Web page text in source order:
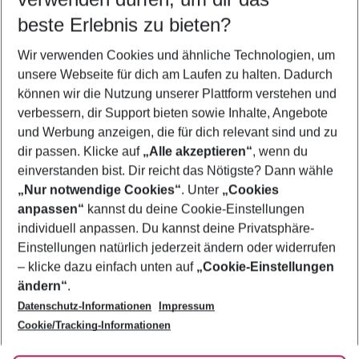
5-8 Nächte
2 Erwachsene Keine Kinder
Mehr Filter anzeigen
Footer
Footer navigation
Über uns
AGB
Bestpreisgarantie
Cookie-Einstellungen ändern
Cookie-Richtlinie
Agenturbetreuung
Barrierefreies Reisen
Folge uns
beste Erlebnis zu bieten?
Wir verwenden Cookies und ähnliche Technologien, um
unsere Webseite für dich am Laufen zu halten. Dadurch
können wir die Nutzung unserer Plattform verstehen und
verbessern, dir Support bieten sowie Inhalte, Angebote
und Werbung anzeigen, die für dich relevant sind und zu
dir passen. Klicke auf „Alle akzeptieren“, wenn du
einverstanden bist. Dir reicht das Nötigste? Dann wähle
„Nur notwendige Cookies“. Unter „Cookies
anpassen“ kannst du deine Cookie-Einstellungen
individuell anpassen. Du kannst deine Privatsphäre-
Einstellungen natürlich jederzeit ändern oder widerrufen
– klicke dazu einfach unten auf „Cookie-Einstellungen
ändern“.
Datenschutz-Informationen
Impressum
Cookie/Tracking-Informationen